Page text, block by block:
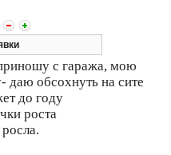
с гаража, мою
даю обсохнуть на сите
до году
роста